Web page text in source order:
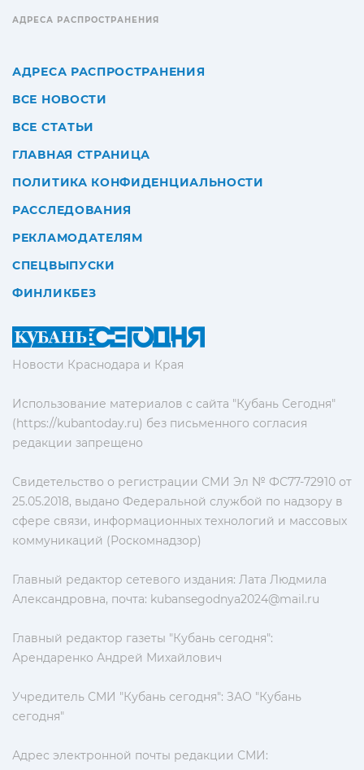
Новости Краснодара и Края
Использование материалов с сайта "Кубань Сегодня"
(https://kubantoday.ru) без письменного согласия
редакции запрещено
Свидетельство о регистрации СМИ Эл № ФС77-72910 от
25.05.2018, выдано Федеральной службой по надзору в
сфере связи, информационных технологий и массовых
коммуникаций (Роскомнадзор)
Главный редактор сетевого издания: Лата Людмила
Александровна, почта: kubansegodnya2024@mail.ru
Главный редактор газеты "Кубань сегодня":
Арендаренко Андрей Михайлович
Учредитель СМИ "Кубань сегодня": ЗАО "Кубань
сегодня"
Адрес электронной почты редакции СМИ:
АДРЕСА РАСПРОСТРАНЕНИЯ
АДРЕСА РАСПРОСТРАНЕНИЯ
ВСЕ НОВОСТИ
ВСЕ СТАТЬИ
ГЛАВНАЯ СТРАНИЦА
ПОЛИТИКА КОНФИДЕНЦИАЛЬНОСТИ
РАССЛЕДОВАНИЯ
РЕКЛАМОДАТЕЛЯМ
СПЕЦВЫПУСКИ
ФИНЛИКБЕЗ